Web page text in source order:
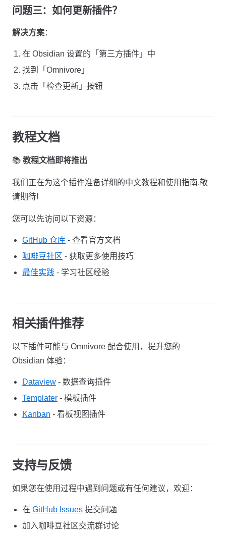
问题三：如何更新插件？
解决方案：
在 Obsidian 设置的「第三方插件」中
找到「Omnivore」
点击「检查更新」按钮
教程文档
📚 教程文档即将推出
我们正在为这个插件准备详细的中文教程和使用指南,敬
请期待!
您可以先访问以下资源：
GitHub 仓库 - 查看官方文档
咖啡豆社区 - 获取更多使用技巧
最佳实践 - 学习社区经验
相关插件推荐
以下插件可能与 Omnivore 配合使用，提升您的
Obsidian 体验：
Dataview - 数据查询插件
Templater - 模板插件
Kanban - 看板视图插件
支持与反馈
如果您在使用过程中遇到问题或有任何建议，欢迎：
在 GitHub Issues 提交问题
加入咖啡豆社区交流群讨论